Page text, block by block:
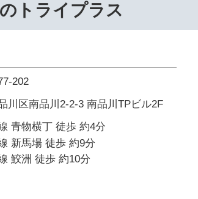
トライプラス
202
川区南品川2-2-3 南品川TPビル2F
青物横丁 徒歩 約4分
新馬場 徒歩 約9分
鮫洲 徒歩 約10分